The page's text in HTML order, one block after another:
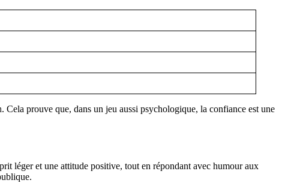
prouve que, dans un jeu aussi psychologique, la confiance est une
léger et une attitude positive, tout en répondant avec humour aux